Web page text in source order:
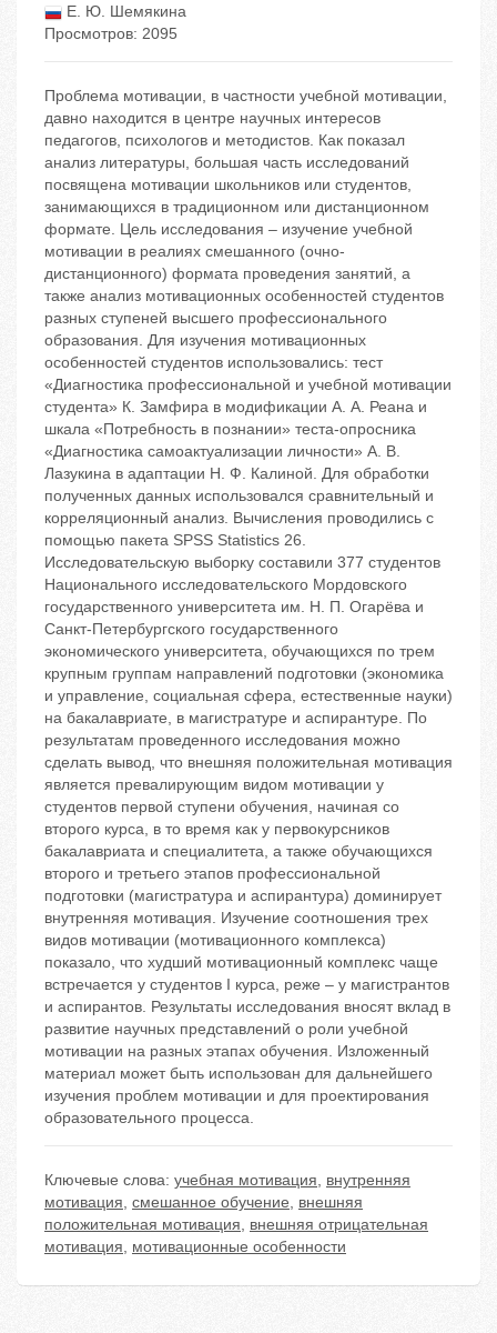
Е. Ю. Шемякина
Просмотров: 2095
Проблема мотивации, в частности учебной мотивации,
давно находится в центре научных интересов
педагогов, психологов и методистов. Как показал
анализ литературы, большая часть исследований
посвящена мотивации школьников или студентов,
занимающихся в традиционном или дистанционном
формате. Цель исследования – изучение учебной
мотивации в реалиях смешанного (очно-
дистанционного) формата проведения занятий, а
также анализ мотивационных особенностей студентов
разных ступеней высшего профессионального
образования. Для изучения мотивационных
особенностей студентов использовались: тест
«Диагностика профессиональной и учебной мотивации
студента» К. Замфира в модификации А. А. Реана и
шкала «Потребность в познании» теста-опросника
«Диагностика самоактуализации личности» А. В.
Лазукина в адаптации Н. Ф. Калиной. Для обработки
полученных данных использовался сравнительный и
корреляционный анализ. Вычисления проводились с
помощью пакета SPSS Statistics 26.
Исследовательскую выборку составили 377 студентов
Национального исследовательского Мордовского
государственного университета им. Н. П. Огарёва и
Санкт-Петербургского государственного
экономического университета, обучающихся по трем
крупным группам направлений подготовки (экономика
и управление, социальная сфера, естественные науки)
на бакалавриате, в магистратуре и аспирантуре. По
результатам проведенного исследования можно
сделать вывод, что внешняя положительная мотивация
является превалирующим видом мотивации у
студентов первой ступени обучения, начиная со
второго курса, в то время как у первокурсников
бакалавриата и специалитета, а также обучающихся
второго и третьего этапов профессиональной
подготовки (магистратура и аспирантура) доминирует
внутренняя мотивация. Изучение соотношения трех
видов мотивации (мотивационного комплекса)
показало, что худший мотивационный комплекс чаще
встречается у студентов I курса, реже – у магистрантов
и аспирантов. Результаты исследования вносят вклад в
развитие научных представлений о роли учебной
мотивации на разных этапах обучения. Изложенный
материал может быть использован для дальнейшего
изучения проблем мотивации и для проектирования
образовательного процесса.
Ключевые слова: учебная мотивация, внутренняя
мотивация, смешанное обучение, внешняя
положительная мотивация, внешняя отрицательная
мотивация, мотивационные особенности